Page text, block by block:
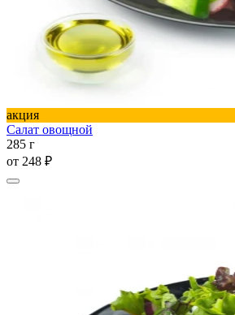
акция
Салат овощной
285 г
от 248 ₽